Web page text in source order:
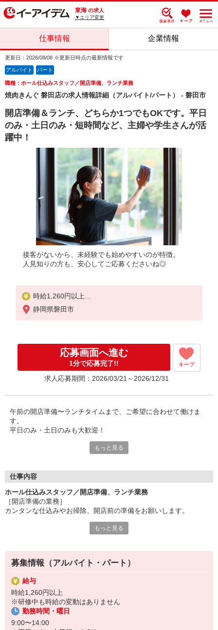
東海 の求人
▼エリア変更
仕事情報 企業情報
更新日：2026/08/08 ※更新日時点の最新情報です
アルバイト パート
職種：ホール仕込みスタッフ／開店準備、ランチ業務
焼肉きんぐ 磐田店の求人情報詳細（アルバイト/パート） - 磐田市
開店準備＆ランチ、どちらか1つでもOKです。平日
のみ・土日のみ・短時間など、主婦や学生さんが活
躍中！
接客がないから、未経験でも始めやすいのが特徴。
人見知りの方も、安心してご応募くださいね◎
時給1,260円以上
※研修中も時給の変動はありません
静岡県磐田市
応募画面へ進む
1分で応募完了!! キープ
求人応募期間：2026/03/21～2026/12/31
午前の開店準備〜ランチタイムまで、ご希望に合わせて働けま
す。
平日のみ・土日のみも大歓迎！
家事や育児と両立する主婦や、スキマ時間を活用する学生さんが
★「しっかり稼ぎたい」という方も歓迎！
★「接客は苦手」という方も大丈夫！
接客のない開店準備、ランチ帯キッチンがオススメ◎
お得にお腹イッパイ美味しい食事が食べられます♪
「食べることが大好き」、そんなあなたにピッタリの環境です☆
もっと見る
仕事内容
ホール仕込みスタッフ／開店準備、ランチ業務
［開店準備の業務］
カンタンな仕込みやお掃除、開店前の準備をお願いします。
※ホール・キッチン専任もOK
※不安な方は接客なし・裏方限定もOK
★開店準備＋ランチ帯の勤務、両方頑張りたい方も大歓迎！
＜こんなメンバーが活躍しています＞
20代から60代まで、幅広い年代のスタッフが活躍中！
近年では外国人採用もスタートしており、中国・ベトナム・韓国・
もっと見る
募集情報（アルバイト・パート）
給与
時給1,260円以上
※研修中も時給の変動はありません
勤務時間・曜日
9:00〜14:00